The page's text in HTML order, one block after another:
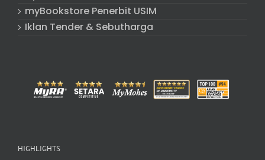
myBookstore Penerbit USIM
Iklan Tender & Sebutharga
HIGHLIGHTS